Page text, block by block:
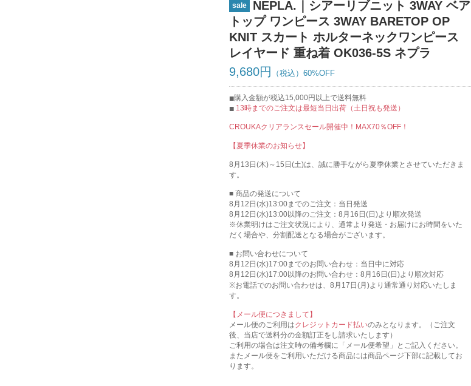
sale
NEPLA.｜シアーリブニット 3WAY ベア
トップ ワンピース 3WAY BARETOP OP
KNIT スカート ホルターネックワンピース
レイヤード 重ね着 OK036-5S ネプラ
9,680円
60%OFF
購入金額が税込15,000円以上で送料無料
13時までのご注文は最短当日出荷（土日祝も発送）
CROUKAクリアランスセール開催中！MAX70％OFF！
【夏季休業のお知らせ】
8月13日(木)～15日(土)は、誠に勝手ながら夏季休業とさせていただきま
す。
■ 商品の発送について
8月12日(水)13:00までのご注文：当日発送
8月12日(水)13:00以降のご注文：8月16日(日)より順次発送
※休業明けはご注文状況により、通常より発送・お届けにお時間をいた
だく場合や、分割配送となる場合がございます。
■ お問い合わせについて
8月12日(水)17:00までのお問い合わせ：当日中に対応
8月12日(水)17:00以降のお問い合わせ：8月16日(日)より順次対応
※お電話でのお問い合わせは、8月17日(月)より通常通り対応いたしま
す。
【メール便につきまして】
メール便のご利用はクレジットカード払いのみとなります。（ご注文
後、当店で送料分の金額訂正をし請求いたします）
ご利用の場合は注文時の備考欄に「メール便希望」とご記入ください。
またメール便をご利用いただける商品には商品ページ下部に記載してお
ります。